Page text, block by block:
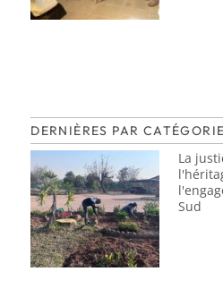
DERNIÈRES PAR CATÉGORIE
La
Sud